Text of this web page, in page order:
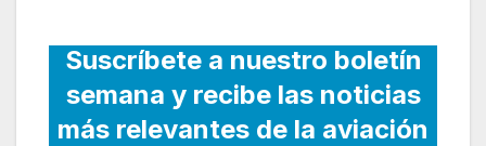
Suscríbete a nuestro boletín
semana y recibe las noticias
más relevantes de la aviación